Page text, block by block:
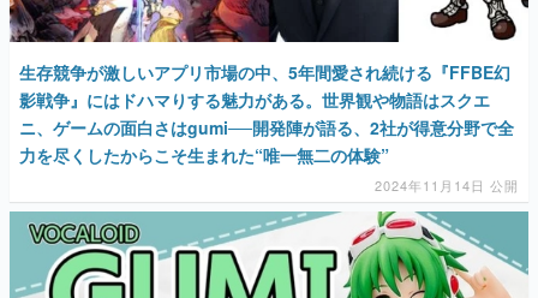
生存競争が激しいアプリ市場の中、5年間愛され続ける『FFBE幻
影戦争』にはドハマりする魅力がある。世界観や物語はスクエ
ニ、ゲームの面白さはgumi──開発陣が語る、2社が得意分野で全
力を尽くしたからこそ生まれた“唯一無二の体験”
2024年11月14日 公開